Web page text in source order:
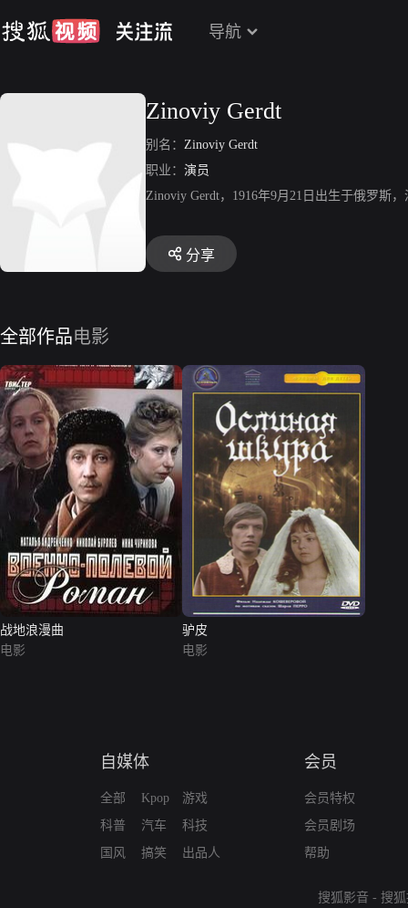
导航
Zinoviy Gerdt
别名： Zinoviy Gerdt
职业： 演员
Zinoviy Gerdt，1916年9月21日出生于俄罗斯
分享
全部作品电影
战地浪漫曲
电影
驴皮
电影
自媒体
全部
科普
国风
Kpop
汽车
搞笑
游戏
科技
出品人
会员
会员特权
会员剧场
帮助
搜狐影音 - 搜